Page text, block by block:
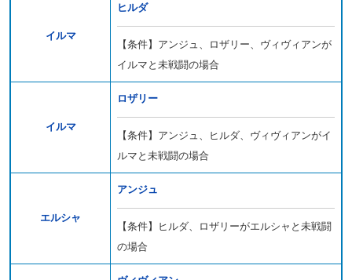
イルマ
ヒルダ
【条件】アンジュ、ロザリー、ヴィヴィアンが
イルマと未戦闘の場合
イルマ
ロザリー
【条件】アンジュ、ヒルダ、ヴィヴィアンがイ
ルマと未戦闘の場合
エルシャ
アンジュ
【条件】ヒルダ、ロザリーがエルシャと未戦闘
の場合